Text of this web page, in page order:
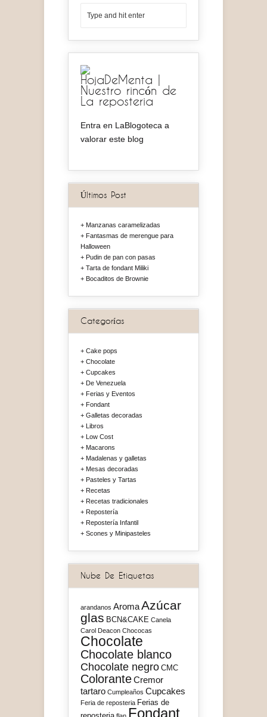
HojaDeMenta |
Nuestro rincón de
La reposteria
Entra en LaBlogoteca a
valorar este blog
Últimos Post
Manzanas caramelizadas
Fantasmas de merengue para
Halloween
Pudin de pan con pasas
Tarta de fondant Miliki
Bocaditos de Brownie
Categorías
Cake pops
Chocolate
Cupcakes
De Venezuela
Ferias y Eventos
Fondant
Galletas decoradas
Libros
Low Cost
Macarons
Madalenas y galletas
Mesas decoradas
Pasteles y Tartas
Recetas
Recetas tradicionales
Repostería
Repostería Infantil
Scones y Minipasteles
Nube De Etiquetas
arandanos AromaAzúcar
glas BCN&CAKE Canela
Carol Deacon Chococas
Chocolate
Chocolate blanco
Chocolate negro CMC
ColoranteCremor
tartaro Cumpleaños Cupcakes
Feria de reposteria Ferias de
Fondant